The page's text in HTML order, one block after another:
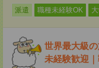
派遣
職種未経験OK
世界最大級
未経験歓迎